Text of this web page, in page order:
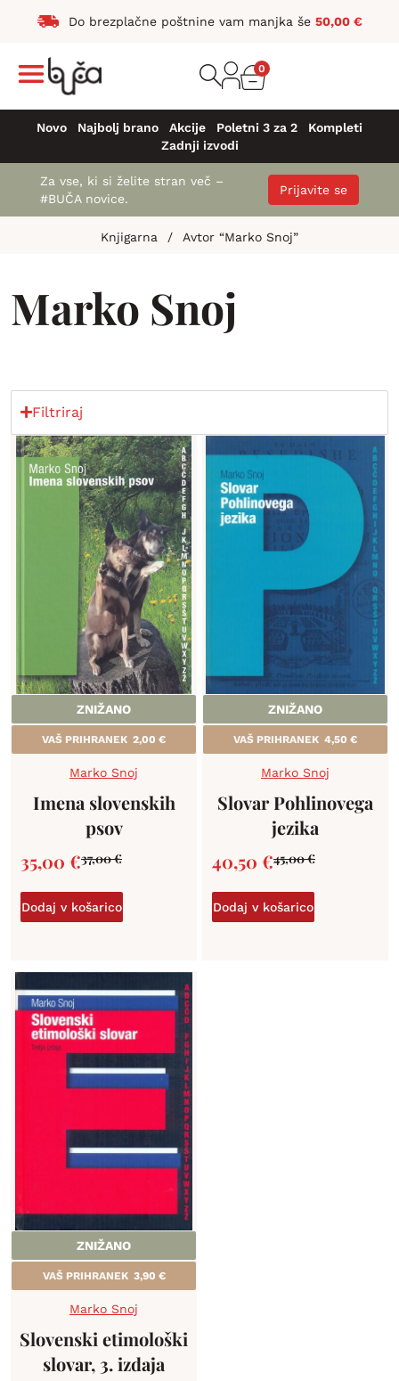
Do brezplačne poštnine vam manjka še 50,00 €
0
Novo Najbolj brano Akcije Poletni 3 za 2
Kompleti
Zadnji izvodi
Za vse, ki si želite stran več –
#BUČA novice.
Prijavite se
Knjigarna / Avtor “Marko Snoj”
Marko Snoj
Filtriraj
ZNIŽANO
VAŠ PRIHRANEK 2,00 €
Marko Snoj
Imena slovenskih
psov
37,00€
35,00 €
Dodaj v košarico
ZNIŽANO
VAŠ PRIHRANEK 4,50 €
Marko Snoj
Slovar Pohlinovega
jezika
45,00€
40,50 €
Dodaj v košarico
ZNIŽANO
VAŠ PRIHRANEK 3,90 €
Marko Snoj
Slovenski etimološki
slovar, 3. izdaja